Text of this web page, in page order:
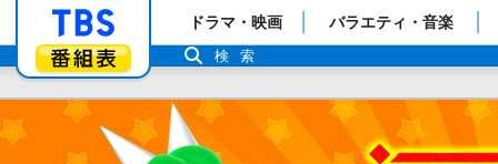
「TBSテレビ」トップページ
番組表
ドラマ・映画 バラエティ・音楽
検索